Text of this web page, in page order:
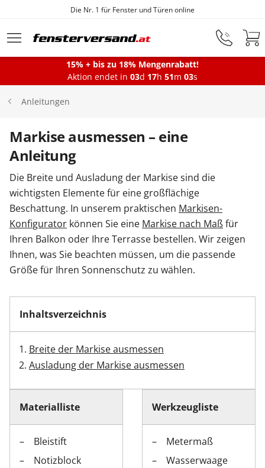
Zum Hauptinhalt springen
Die Nr. 1 für Fenster und Türen online
Fenster
Balkontüren
Terrassentüren
Haustüren
Sonnenschutz
Garagentore
Carports
Anmelden / Registrieren
Kontakt / Hilfe
15% + bis zu 18% Mengenrabatt!
Aktion endet in 03d 17h 51m 02s
Anleitungen
Markise ausmessen – eine
Anleitung
Die Breite und Ausladung der Markise sind die
wichtigsten Elemente für eine großflächige
Beschattung. In unserem praktischen Markisen-
Konfigurator können Sie eine Markise nach Maßfür
Ihren Balkon oder Ihre Terrasse bestellen. Wir zeigen
Ihnen, was Sie beachten müssen, um die passende
Größe für Ihren Sonnenschutz zu wählen.
Inhaltsverzeichnis
Breite der Markise ausmessen
Ausladung der Markise ausmessen
Materialliste
Bleistift
Notizblock
Werkzeugliste
Metermaß
Wasserwaage